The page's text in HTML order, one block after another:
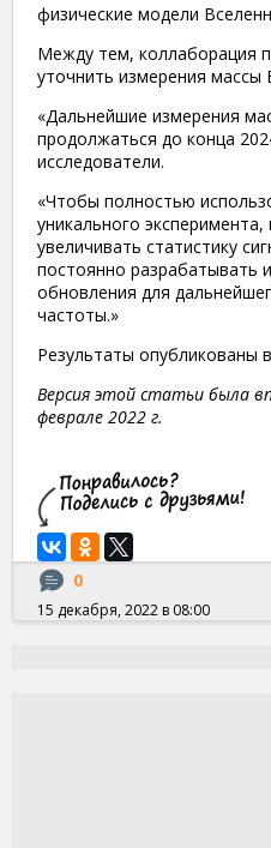
физические модели
Между тем, коллаборация
уточнить измерения массы
«Дальнейшие измерения
продолжаться до конца
исследователи.
«Чтобы полностью
уникального
увеличивать статистику
постоянно разрабатывать
обновления для
частоты.»
Результаты опубликованы в
Версия этой статьи была
феврале 2022 г.
0
15 декабря, 2022 в 08:00